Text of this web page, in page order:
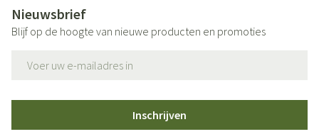
Nieuwsbrief
Blijf op de hoogte van nieuwe producten en promoties
Inschrijven